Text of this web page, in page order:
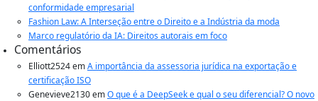
conformidade empresarial
Fashion Law: A Interseção entre o Direito e a Indústria da moda
Marco regulatório da IA: Direitos autorais em foco
Comentários
Elliott2524emA importância da assessoria jurídica na exportação e
certificação ISO
Genevieve2130emO que é a DeepSeek e qual o seu diferencial? O novo